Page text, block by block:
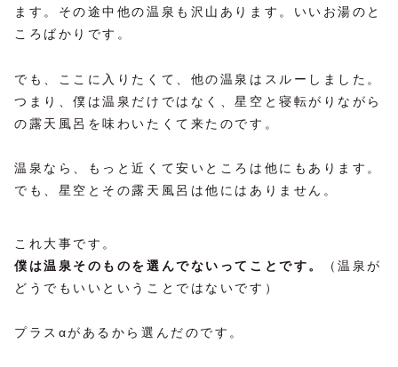
ます。その途中他の温泉も沢山あります。いいお湯のと
ころばかりです。
でも、ここに入りたくて、他の温泉はスルーしました。
つまり、僕は温泉だけではなく、星空と寝転がりながら
の露天風呂を味わいたくて来たのです。
温泉なら、もっと近くて安いところは他にもあります。
でも、星空とその露天風呂は他にはありません。
これ大事です。
僕は温泉そのものを選んでないってことです。
（温泉が
どうでもいいということではないです）
プラスαがあるから選んだのです。